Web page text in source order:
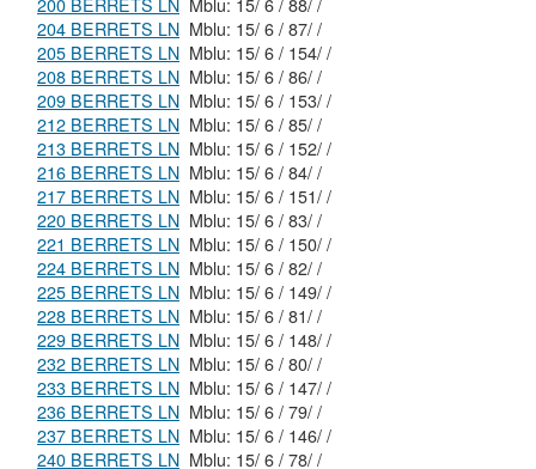
200 BERRETS LN
Mblu: 15/ 6 / 88/ /
204 BERRETS LN
Mblu: 15/ 6 / 87/ /
205 BERRETS LN
Mblu: 15/ 6 / 154/ /
208 BERRETS LN
Mblu: 15/ 6 / 86/ /
209 BERRETS LN
Mblu: 15/ 6 / 153/ /
212 BERRETS LN
Mblu: 15/ 6 / 85/ /
213 BERRETS LN
Mblu: 15/ 6 / 152/ /
216 BERRETS LN
Mblu: 15/ 6 / 84/ /
217 BERRETS LN
Mblu: 15/ 6 / 151/ /
220 BERRETS LN
Mblu: 15/ 6 / 83/ /
221 BERRETS LN
Mblu: 15/ 6 / 150/ /
224 BERRETS LN
Mblu: 15/ 6 / 82/ /
225 BERRETS LN
Mblu: 15/ 6 / 149/ /
228 BERRETS LN
Mblu: 15/ 6 / 81/ /
229 BERRETS LN
Mblu: 15/ 6 / 148/ /
232 BERRETS LN
Mblu: 15/ 6 / 80/ /
233 BERRETS LN
Mblu: 15/ 6 / 147/ /
236 BERRETS LN
Mblu: 15/ 6 / 79/ /
237 BERRETS LN
Mblu: 15/ 6 / 146/ /
240 BERRETS LN
Mblu: 15/ 6 / 78/ /